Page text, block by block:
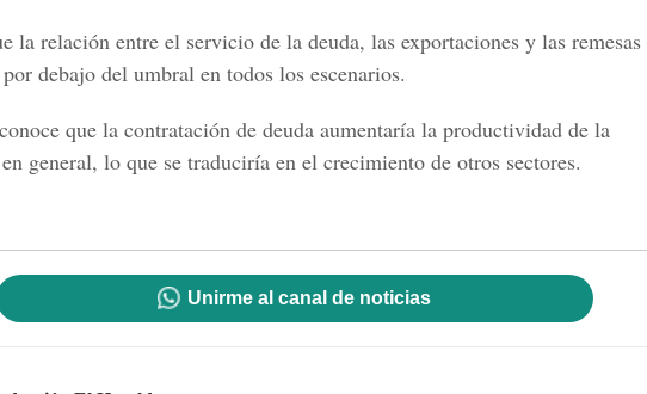
la relación entre el servicio de la deuda, las exportaciones y las remesas
debajo del umbral en todos los escenarios.
que la contratación de deuda aumentaría la productividad de la
en general, lo que se traduciría en el crecimiento de otros sectores.
Unirme al canal de noticias